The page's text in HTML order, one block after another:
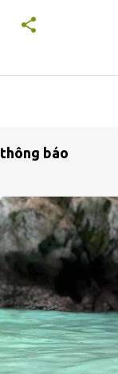
thông báo